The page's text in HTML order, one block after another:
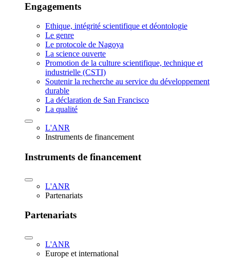
Engagements
Ethique, intégrité scientifique et déontologie
Le genre
Le protocole de Nagoya
La science ouverte
Promotion de la culture scientifique, technique et
industrielle (CSTI)
Soutenir la recherche au service du développement
durable
La déclaration de San Francisco
La qualité
L'ANR
Instruments de financement
Instruments de financement
L'ANR
Partenariats
Partenariats
L'ANR
Europe et international